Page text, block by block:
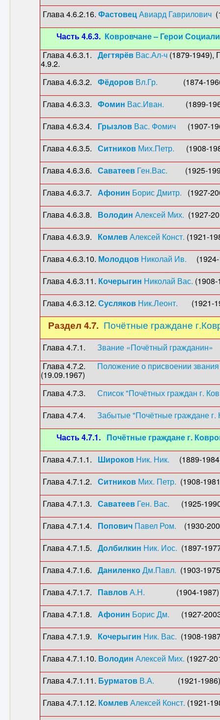
Глава 4.6.2.16. ФастовецАвиард Гаврилович
Часть 4.6.3. Ковровчане – Герои
Глава 4.6.3.1. Дегтярёв Вас.Ал-ч (1879-1949),
4.9.2.
Глава 4.6.3.2. Фёдоров Вл.Гр. (1874-1966),
Глава 4.6.3.3. Фомин Вас.Иван. (1899-
Глава 4.6.3.4. Грызлов Вас. Фомич (1907-
Глава 4.6.3.5. Ситников Мих.Петр. (1908-
Глава 4.6.3.6. Саватеев Ген.Вас. (1925-
Глава 4.6.3.7. Афонин Борис Дмитр. (1927-
Глава 4.6.3.8. Володин Алексей Мих. (1927-
Глава 4.6.3.9. КомлевАлексей Конст. (1921-
Глава 4.6.3.10. Молодцов Николай Ив. (1924-
Глава 4.6.3.11. Кочерыгин Николай Вас.
Глава 4.6.3.12. Сусляков Ник.Леонт. (1921-
Раздел 4.7. Почётные граждане
Глава 4.7.1. Звание «Почётный гражданин»
Глава 4.7.2. Положение о присвоении
(19.09.1967)
Глава 4.7.3. Список "Почётных граждан г.
Глава 4.7.4. Забытые "Почётные граждане г.
Часть 4.7.1. Почётные граждане г.
Глава 4.7.1.1. Широков Ник. Ник. (1889-
Глава 4.7.1.2. Ситников Мих. Петр. (1908-
Глава 4.7.1.3. Саватеев Ген. Вас. (1925-
Глава 4.7.1.4. Попович Павел Ром. (1930-
Глава 4.7.1.5. Долбилкин Ник. Иос. (1897-
Глава 4.7.1.6. ДаниленкоДм.Павл. (1903-
Глава 4.7.1.7. ПавловА.Н. (1904-1987)
Глава 4.7.1.8. Афонин Борис Дм. (1927-
Глава 4.7.1.9. Кочерыгин Ник. Вас. (1908-
Глава 4.7.1.10. Володин Алексей Мих. (1927-
Глава 4.7.1.11. Бурматов В.А. (1921-1986)
Глава 4.7.1.12. КомлевАлексей Конст. (1921-